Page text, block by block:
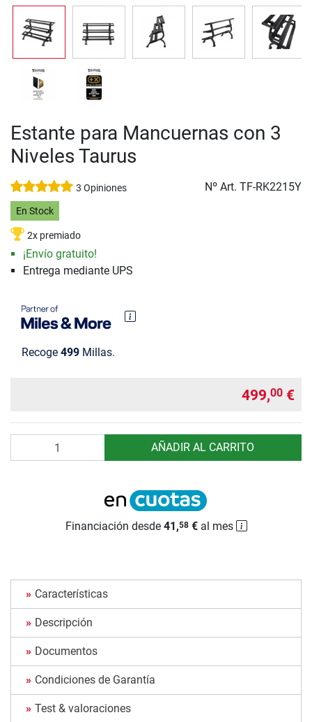
Estante para Mancuernas con 3
Niveles Taurus
3 Opiniones Nº Art. TF-RK2215Y
En Stock
2x premiado
¡Envío gratuito!
Entrega mediante UPS
Recoge 499 Millas.
499,00 €
AÑADIR AL CARRITO
Financiación desde 41,58€al mes
Características
Descripción
Documentos
Condiciones de Garantía
Test & valoraciones